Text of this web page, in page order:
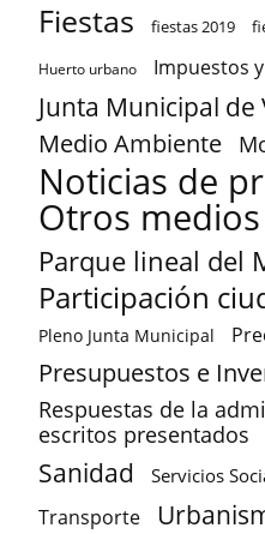
Fiestas fiestas 2019
Huerto urbano Impuestos
Junta Municipal de
Medio Ambiente
Noticias de
Otros medios
Parque lineal del
Participación
Pleno Junta Municipal
Presupuestos e
Respuestas de la
escritos presentados
Sanidad Servicios
Transporte